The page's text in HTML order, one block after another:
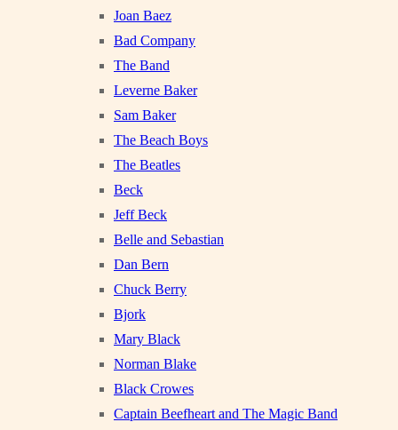
Joan Baez
Bad Company
The Band
Leverne Baker
Sam Baker
The Beach Boys
The Beatles
Beck
Jeff Beck
Belle and Sebastian
Dan Bern
Chuck Berry
Bjork
Mary Black
Norman Blake
Black Crowes
Captain Beefheart and The Magic Band